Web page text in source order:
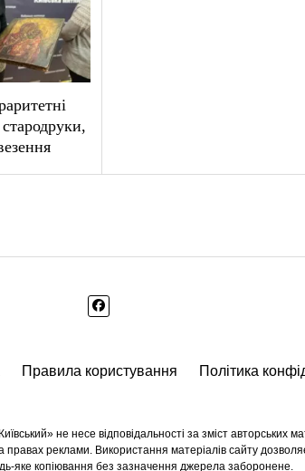
Правила користування Політика
не несе відповідальності за зміст авторських
правах реклами. Використання матеріалів сайту
яке копіювання без зазначення джерела заборонене.